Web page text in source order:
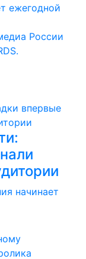
ежегодной
России
начинает